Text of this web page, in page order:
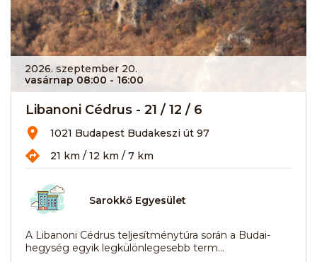
2026. szeptember 20.
vasárnap 08:00 - 16:00
Libanoni Cédrus - 21 / 12 / 6
1021 Budapest Budakeszi út 97
21 km / 12 km / 7 km
Sarokkő Egyesület
A Libanoni Cédrus teljesítménytúra során a Budai-
hegység egyik legkülönlegesebb term...